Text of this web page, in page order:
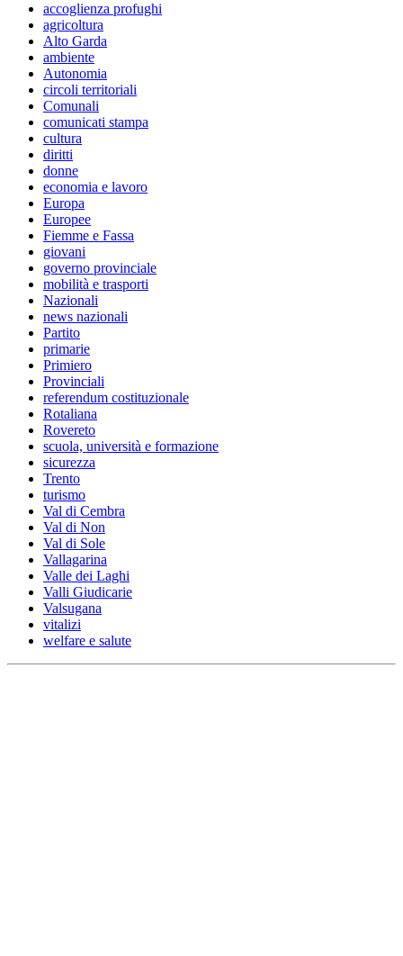
accoglienza profughi
agricoltura
Alto Garda
ambiente
Autonomia
circoli territoriali
Comunali
comunicati stampa
cultura
diritti
donne
economia e lavoro
Europa
Europee
Fiemme e Fassa
giovani
governo provinciale
mobilità e trasporti
Nazionali
news nazionali
Partito
primarie
Primiero
Provinciali
referendum costituzionale
Rotaliana
Rovereto
scuola, università e formazione
sicurezza
Trento
turismo
Val di Cembra
Val di Non
Val di Sole
Vallagarina
Valle dei Laghi
Valli Giudicarie
Valsugana
vitalizi
welfare e salute